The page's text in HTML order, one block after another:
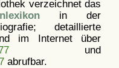
verzeichnet das
in der
detaillierte
im Internet über
und
abrufbar.